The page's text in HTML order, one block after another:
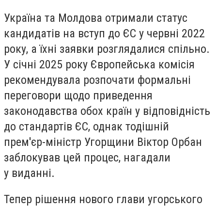
Україна та Молдова отримали статус
кандидатів на вступ до ЄС у червні 2022
року, а їхні заявки розглядалися спільно.
У січні 2025 року Європейська комісія
рекомендувала розпочати формальні
переговори щодо приведення
законодавства обох країн у відповідність
до стандартів ЄС, однак тодішній
прем'єр-міністр Угорщини Віктор Орбан
заблокував цей процес, нагадали
у виданні.
Тепер рішення нового глави угорського